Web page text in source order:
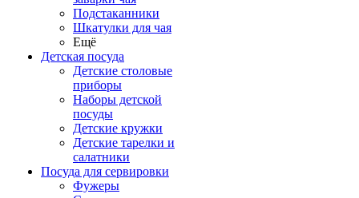
Подстаканники
Шкатулки для чая
Ещё
Детская посуда
Детские столовые
приборы
Наборы детской
посуды
Детские кружки
Детские тарелки и
салатники
Посуда для сервировки
Фужеры